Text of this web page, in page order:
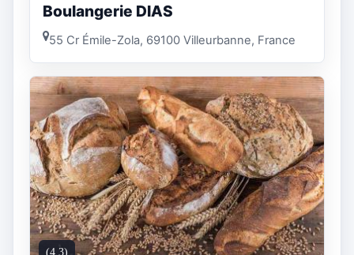
Boulangerie DIAS
55 Cr Émile-Zola, 69100 Villeurbanne, France
(4.3)